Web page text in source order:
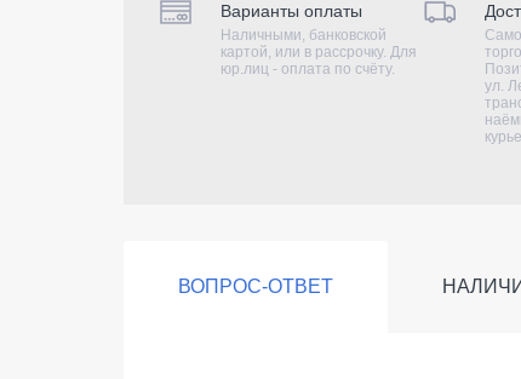
Варианты оплаты
Наличными, банковской
картой, или в рассрочку. Для
юр.лиц - оплата по счёту.
ул.
ВОПРОС-ОТВЕТ